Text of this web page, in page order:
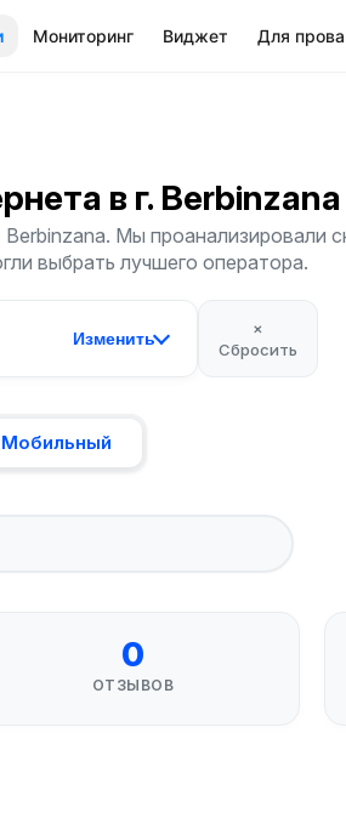
Мониторинг Виджет Для
в г. Berbinzana
Мы проанализировали
выбрать лучшего оператора.
Изменить
×
Сбросить
Мобильный
0
ОТЗЫВОВ